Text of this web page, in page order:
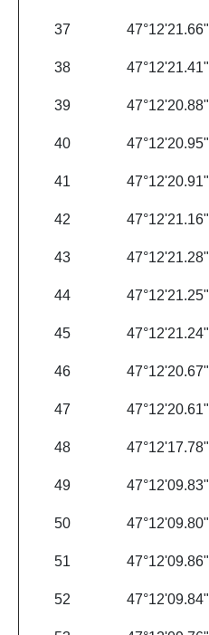
37 47°12'21.66"
38 47°12'21.41"
39 47°12'20.88"
40 47°12'20.95"
41 47°12'20.91"
42 47°12'21.16"
43 47°12'21.28"
44 47°12'21.25"
45 47°12'21.24"
46 47°12'20.67"
47 47°12'20.61"
48 47°12'17.78"
49 47°12'09.83"
50 47°12'09.80"
51 47°12'09.86"
52 47°12'09.84"